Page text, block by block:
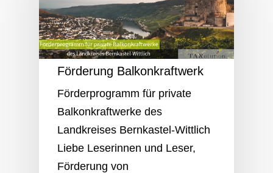
Förderung Balkonkraftwerk
Förderprogramm für private
Balkonkraftwerke des
Landkreises Bernkastel-Wittlich
Liebe Leserinnen und Leser,
Förderung von